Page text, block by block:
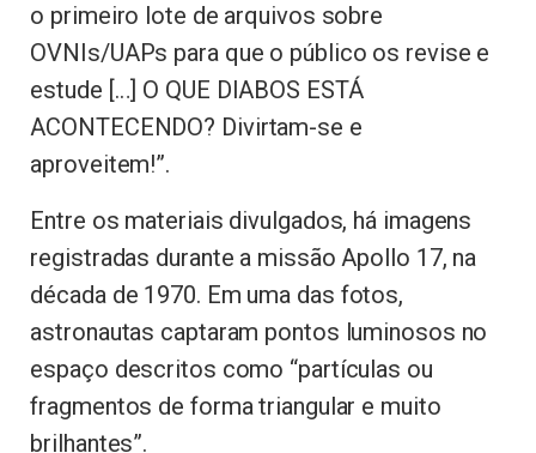
o primeiro lote de arquivos sobre
OVNIs/UAPs para que o público os revise e
estude […] O QUE DIABOS ESTÁ
ACONTECENDO? Divirtam-se e
aproveitem!”.
Entre os materiais divulgados, há imagens
registradas durante a missão Apollo 17, na
década de 1970. Em uma das fotos,
astronautas captaram pontos luminosos no
espaço descritos como “partículas ou
fragmentos de forma triangular e muito
brilhantes”.